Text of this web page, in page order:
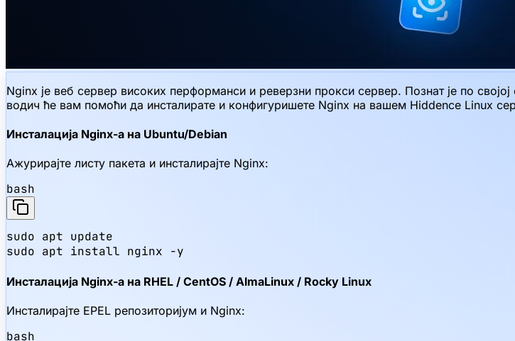
Nginx је веб сервер високих перформанси и реверзни прокси сервер. Познат је по
водич ће вам помоћи да инсталирате и конфигуришете Nginx на вашем Hiddence Linux
Инсталација Nginx-а на Ubuntu/Debian
Ажурирајте листу пакета и инсталирајте Nginx:
bash
sudo apt update
sudo apt install nginx -y
Инсталација Nginx-а на RHEL / CentOS / AlmaLinux / Rocky Linux
Инсталирајте EPEL репозиторијум и Nginx:
bash